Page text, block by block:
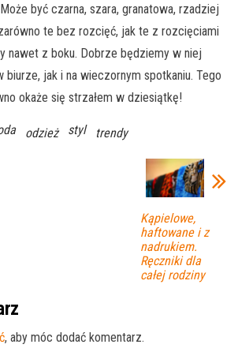
być czarna, szara, granatowa, rzadziej
te bez rozcięć, jak te z rozcięciami
nawet z boku. Dobrze będziemy w niej
biurze, jak i na wieczornym spotkaniu. Tego
okaże się strzałem w dziesiątkę!
odzież styl trendy
Kąpielowe,
haftowane i z
nadrukiem.
Ręczniki dla
całej rodziny
, aby móc dodać komentarz.